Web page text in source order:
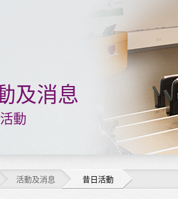
及消息
動
活動及消息 昔日活動